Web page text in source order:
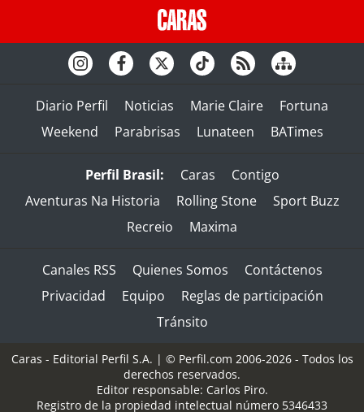
Diario Perfil Noticias Marie Claire
Fortuna
Weekend
Parabrisas Lunateen BATimes
Perfil Brasil: Caras
Contigo
Aventuras Na Historia
Rolling Stone
Sport Buzz
Recreio
Maxima
Canales RSS Quienes Somos
Contáctenos
Privacidad
Equipo
Reglas de participación
Tránsito
Caras - Editorial Perfil S.A. | © Perfil.com 2006-2026 - Todos los
derechos reservados.
Editor responsable: Carlos Piro.
Registro de la propiedad intelectual número 5346433